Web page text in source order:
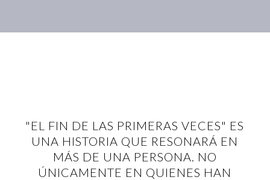
"EL FIN DE LAS PRIMERAS VECES" ES
UNA HISTORIA QUE RESONARÁ EN
MÁS DE UNA PERSONA. NO
ÚNICAMENTE EN QUIENES HAN